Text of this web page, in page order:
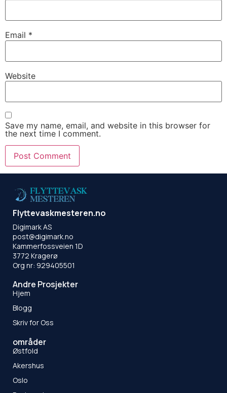
Email *
Website
Save my name, email, and website in this browser for
the next time I comment.
Flyttevaskmesteren.no
Digimark AS
post@digimark.no
Kammerfossveien 1D
3772 Kragerø
Org nr: 929405501
Andre Prosjekter
Hjem
Blogg
Skriv for Oss
områder
Østfold
Akershus
Oslo